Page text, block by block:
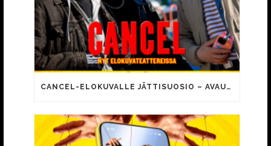
CANCEL-ELOKUVALLE JÄTTISUOSIO – AVAUSPÄIVÄNÄ JO 15 492 KATSOJAA!